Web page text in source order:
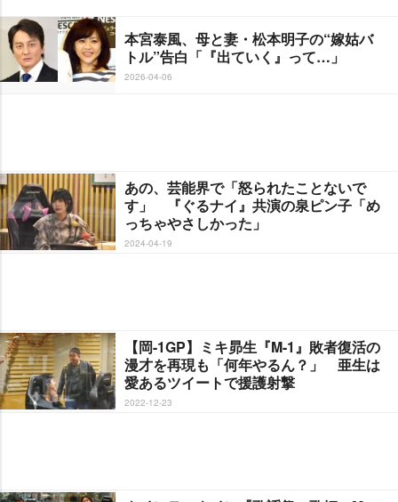
本宮泰風、母と妻・松本明子の“嫁姑バ
トル”告白「『出ていく』って…」
2026-04-06
あの、芸能界で「怒られたことないで
す」 『ぐるナイ』共演の泉ピン子「め
っちゃやさしかった」
2024-04-19
【岡-1GP】ミキ昴生『M-1』敗者復活の
漫才を再現も「何年やるん？」 亜生は
愛あるツイートで援護射撃
2022-12-23